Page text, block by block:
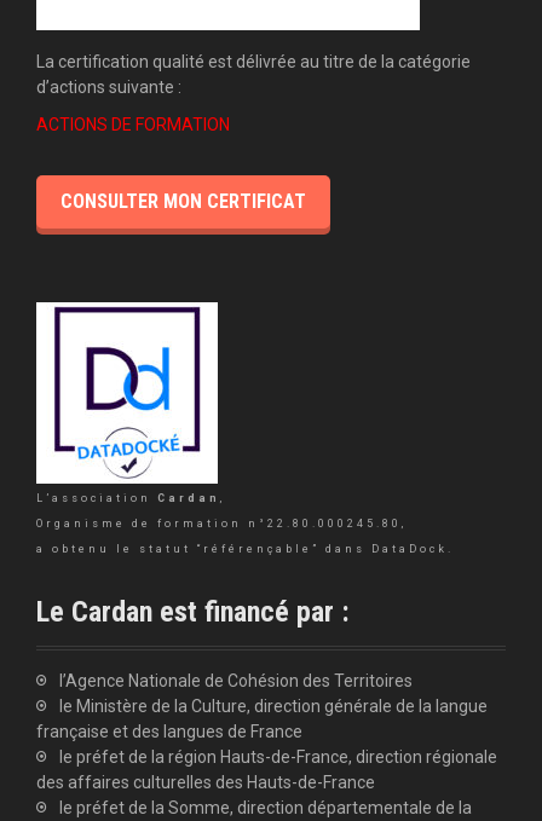
La certification qualité est délivrée au titre de la catégorie
d’actions suivante :
ACTIONS DE FORMATION
CONSULTER MON CERTIFICAT
L’association Cardan
Organisme de formation n°22.80.000245.80,
a obtenu le statut “référençable” dans DataDock.
Le Cardan est financé par :
l’Agence Nationale de Cohésion des Territoires
le Ministère de la Culture, direction générale de la langue
française et des langues de France
le préfet de la région Hauts-de-France, direction régionale
des affaires culturelles des Hauts-de-France
le préfet de la Somme, direction départementale de la